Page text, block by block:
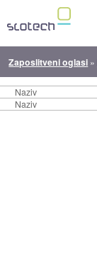
Zaposlitveni oglasi »
Naziv
Naziv